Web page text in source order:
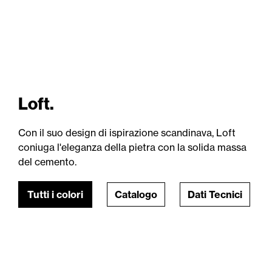
Loft.
Con il suo design di ispirazione scandinava, Loft
coniuga l'eleganza della pietra con la solida massa
del cemento.
Tutti i colori Catalogo Dati Tecnici